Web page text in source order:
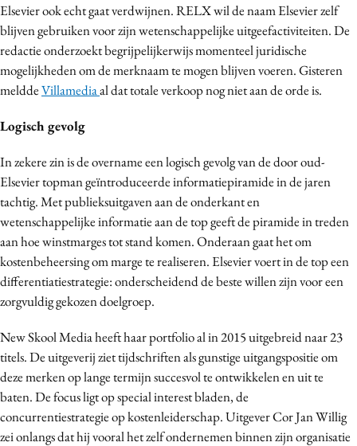
Interne communicatie
Martech
Media
Merkstrategie
Programmatic
Purpose Marketing
Reputatie & crisis
Elsevier ook echt gaat verdwijnen. RELX wil de naam Elsevier zelf
blijven gebruiken voor zijn wetenschappelijke uitgeefactiviteiten. De
redactie onderzoekt begrijpelijkerwijs momenteel juridische
mogelijkheden om de merknaam te mogen blijven voeren. Gisteren
melddeVillamediaal dat totale verkoop nog niet aan de orde is.
Logisch gevolg
In zekere zin is de overname een logisch gevolg van de door oud-
Elsevier topman geïntroduceerde informatiepiramide in de jaren
tachtig. Met publieksuitgaven aan de onderkant en
wetenschappelijke informatie aan de top geeft de piramide in treden
aan hoe winstmarges tot stand komen. Onderaan gaat het om
kostenbeheersing om marge te realiseren. Elsevier voert in de top een
differentiatiestrategie: onderscheidend de beste willen zijn voor een
zorgvuldig gekozen doelgroep.
New Skool Media heeft haar portfolio al in 2015 uitgebreid naar 23
titels. De uitgeverij ziet tijdschriften als gunstige uitgangspositie om
deze merken op lange termijn succesvol te ontwikkelen en uit te
baten. De focus ligt op special interest bladen, de
concurrentiestrategie op kostenleiderschap. Uitgever Cor Jan Willig
zei onlangs dat hij vooral het zelf ondernemen binnen zijn organisatie